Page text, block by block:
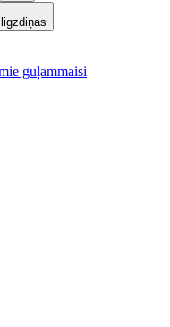
guļammaisi